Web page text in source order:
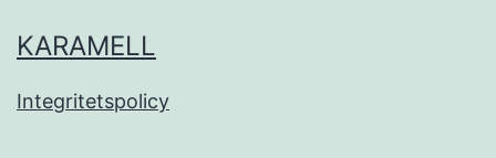
KARAMELL
Integritetspolicy